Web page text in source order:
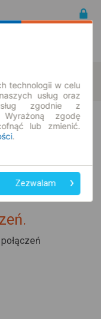
zmień kryteria
się
technologii w celu
usług oraz
zgodnie z
Wyrażoną zgodę
lub zmienić.
.
Zezwalam